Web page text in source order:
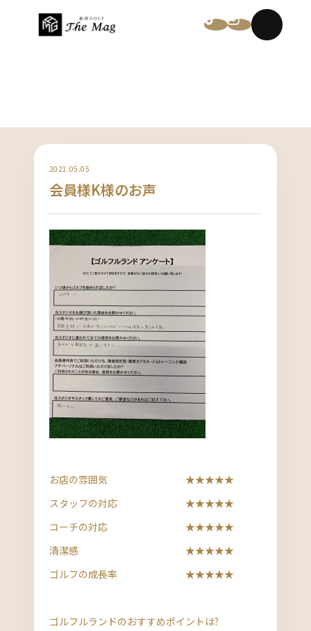
2021.05.05
会員様K様のお声
お店の雰囲気 ★★★★★
スタッフの対応 ★★★★★
コーチの対応 ★★★★★
清潔感 ★★★★★
ゴルフの成長率 ★★★★★
ゴルフルランドのおすすめポイントは?